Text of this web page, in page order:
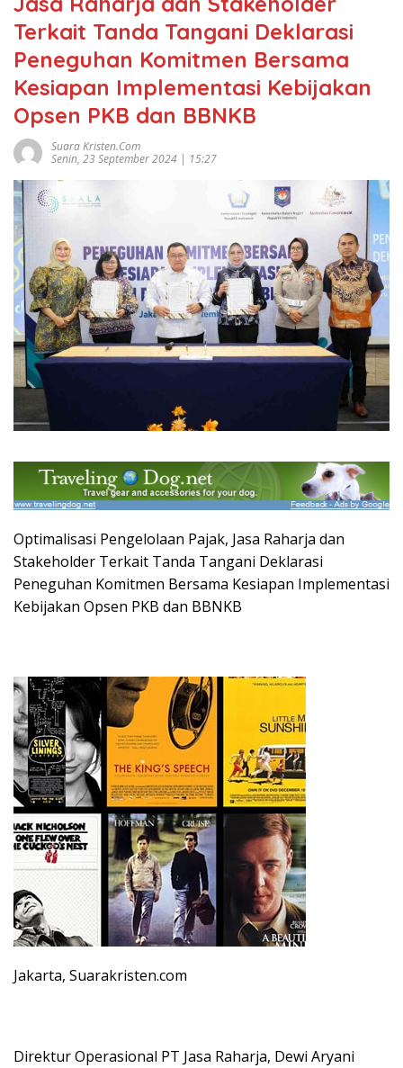
Terkait Tanda Tangani Deklarasi
Peneguhan Komitmen Bersama
Kesiapan Implementasi Kebijakan
Opsen PKB dan BBNKB
Suara Kristen.com
Senin, 23 September 2024 | 15:27
Optimalisasi Pengelolaan Pajak, Jasa Raharja dan
Stakeholder Terkait Tanda Tangani Deklarasi
Peneguhan Komitmen Bersama Kesiapan Implementasi
Kebijakan Opsen PKB dan BBNKB
Jakarta, Suarakristen.com
Direktur Operasional PT Jasa Raharja, Dewi Aryani